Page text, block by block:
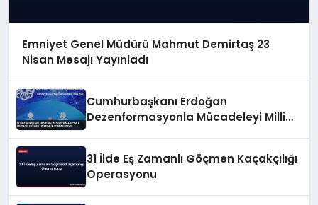
Emniyet Genel Müdürü Mahmut Demirtaş 23
Nisan Mesajı Yayınladı
Cumhurbaşkanı Erdoğan
Dezenformasyonla Mücadeleyi Millî
31 İlde Eş Zamanlı Göçmen Kaçakçılığı
Operasyonu